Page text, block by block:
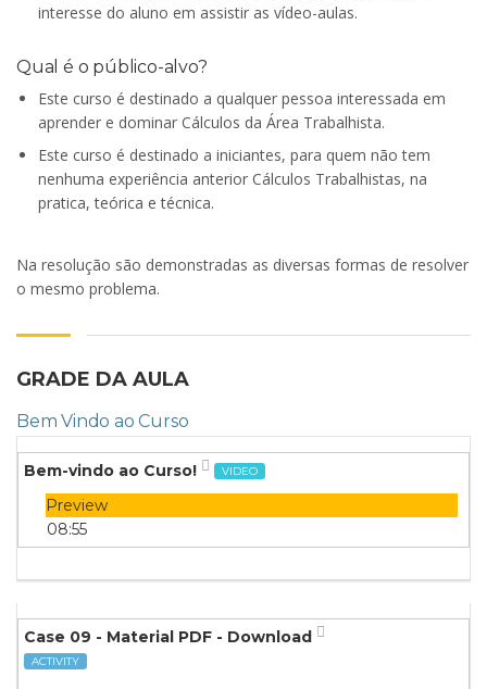
interesse do aluno em assistir as vídeo-aulas.
Qual é o público-alvo?
Este curso é destinado a qualquer pessoa interessada em
aprender e dominar Cálculos da Área Trabalhista.
Este curso é destinado a iniciantes, para quem não tem
nenhuma experiência anterior Cálculos Trabalhistas, na
pratica, teórica e técnica.
Na resolução são demonstradas as diversas formas de resolver
o mesmo problema.
GRADE DA AULA
Bem Vindo ao Curso
Bem-vindo ao Curso! VIDEO
Preview
08:55
Case 09 - Material PDF - Download
ACTIVITY